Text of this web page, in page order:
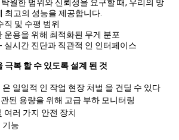
월한 범위와 신뢰성을 요구할 때, 우리의 망
최고의 성능을 제공합니다.
직 및 수평 범위
운용을 위해 최적화된 무게 분포
실시간 진단과 직관적 인 인터페이스
극복 할 수 있도록 설계 된 것
일일적 인 작업 현장 처벌 을 견딜 수 있다
된 용량을 위해 고급 부하 모니터링
여러 가지 안전 장치
기능